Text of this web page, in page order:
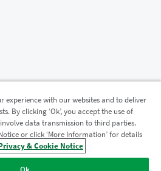
Qlik 社群
Legal Policies
法律條規
experience with our websites and to deliver
By clicking ‘Ok’, you accept the use of
data transmission to third parties.
or click ‘More Information’ for details
& Cookie Notice